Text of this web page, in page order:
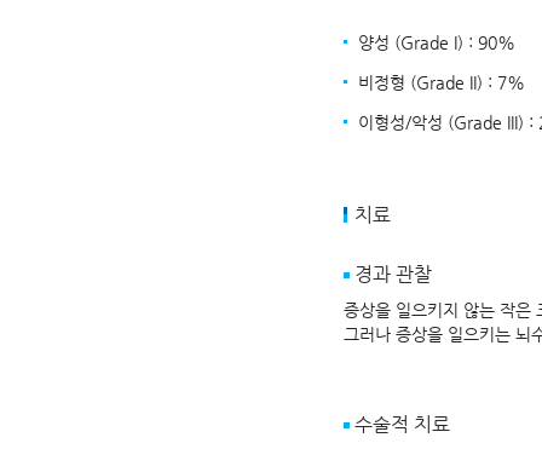
양성 (Grade I) : 90%
비정형 (Grade II) : 7%
이형성/악성 (Grade III) :
치료
경과 관찰
증상을 일으키지 않는 작은
그러나 증상을 일으키는 뇌
수술적 치료